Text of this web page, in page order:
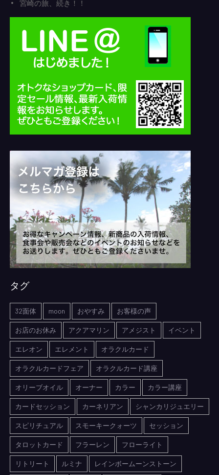
宮崎の旅、続き！！
タグ
32面体 moon おやすみ お客様の声
お店のお休み アクアマリン アメジスト イベント
エレオン エレメント オラクルカード
オラクルカードフェア オラクルカード講座
オリーブオイル オーナー カラー カラー講座
カードセッション カーネリアン シャンカリジュエリー
スピリチュアル スモーキークォーツ セッション
タロットカード フラーレン フローライト
リトリート ルミナ レインボームーンストーン